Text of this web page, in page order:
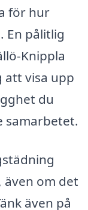
för hur
En pålitlig
Knippla
att visa upp
du
samarbetet.
om det
även på